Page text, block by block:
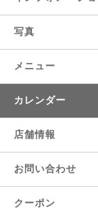
写真
メニュー
カレンダー
店舗情報
お問い合わせ
クーポン